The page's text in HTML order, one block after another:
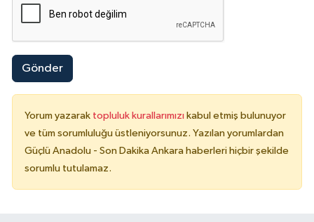
Gönder
Yorum yazarak topluluk kurallarımızı kabul etmiş bulunuyor
ve tüm sorumluluğu üstleniyorsunuz. Yazılan yorumlardan
Güçlü Anadolu - Son Dakika Ankara haberleri hiçbir şekilde
sorumlu tutulamaz.